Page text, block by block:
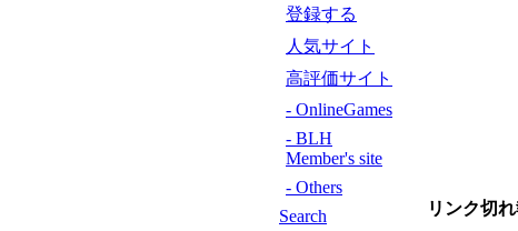
登録する
人気サイト
高評価サイト
- OnlineGames
- BLH
Member's site
- Others
Search
リンク切